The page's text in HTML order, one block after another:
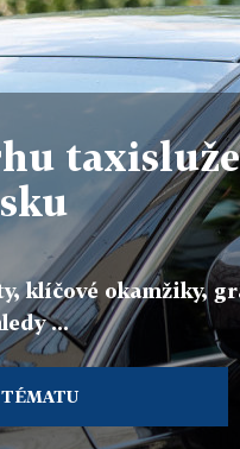
klíčové okamžiky,
...